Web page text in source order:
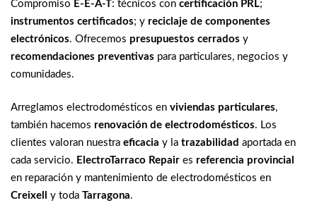
Compromiso E-E-A-T: técnicos con certificación PRL;
instrumentos certificados; y reciclaje de componentes
electrónicos. Ofrecemos presupuestos cerrados y
recomendaciones preventivas para particulares, negocios y
comunidades.
Arreglamos electrodomésticos en viviendas particulares,
también hacemos renovación de electrodomésticos. Los
clientes valoran nuestra eficacia y la trazabilidad aportada en
cada servicio. ElectroTarraco Repair es referencia provincial
en reparación y mantenimiento de electrodomésticos en
Creixell
y toda Tarragona.